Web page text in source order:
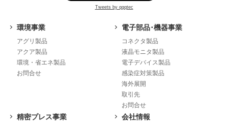
Tweets by qqqtec
環境事業
アグリ製品
アクア製品
環境・省エネ製品
お問合せ
電子部品･機器事業
コネクタ製品
液晶モニタ製品
電子デバイス製品
感染症対策製品
海外展開
取引先
お問合せ
精密プレス事業 会社情報